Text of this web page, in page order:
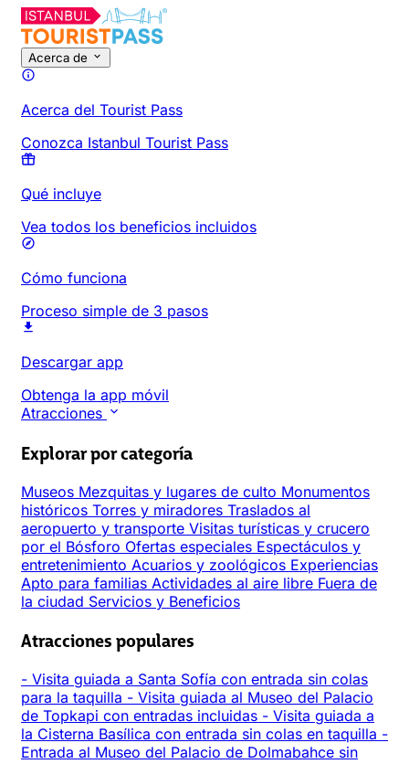
Acerca de
Acerca del Tourist Pass
Conozca Istanbul Tourist Pass
Qué incluye
Vea todos los beneficios incluidos
Cómo funciona
Proceso simple de 3 pasos
Descargar app
Obtenga la app móvil
Atracciones
Explorar por categoría
Museos Mezquitas y lugares de culto Monumentos
históricos Torres y miradores Traslados al
aeropuerto y transporte Visitas turísticas y crucero
por el Bósforo Ofertas especiales Espectáculos y
entretenimiento Acuarios y zoológicos Experiencias
Apto para familias Actividades al aire libre Fuera de
la ciudad Servicios y Beneficios
Atracciones populares
- Visita guiada a Santa Sofía con entrada sin colas
para la taquilla - Visita guiada al Museo del Palacio
de Topkapi con entradas incluidas - Visita guiada a
la Cisterna Basílica con entrada sin colas en taquilla -
Entrada al Museo del Palacio de Dolmabahce sin